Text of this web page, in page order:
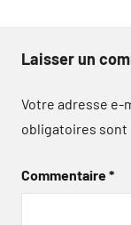
Laisser un
Votre adresse e-
obligatoires sont
Commentaire*